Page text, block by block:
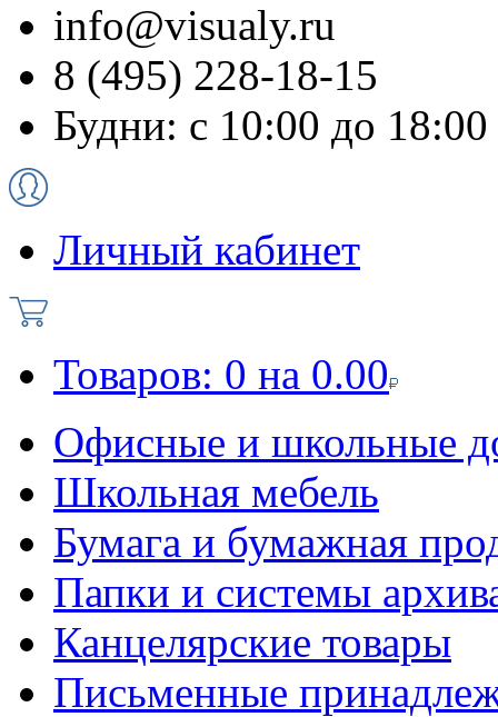
info@visualy.ru
8 (495) 228-18-15
Будни: с 10:00 до 18:00
Личный кабинет
Товаров: 0 на 0.00
Офисные и школьные
Школьная мебель
Бумага и бумажная
Папки и системы
Канцелярские товары
Письменные